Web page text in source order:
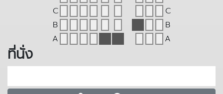
C
C
B
B
A
A
ที่นั่ง